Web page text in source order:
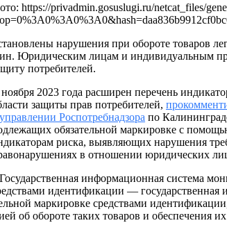
https://privadmin.gosuslugi.ru/netcat_files/
нарушения при обороте товаров
Юридическим лицам и индивидуальным
потребителей.
2023 года расширен перечень
защиты прав потребителей,
Роспотребнадзора по
обязательной маркировке с
риска, выявляющих нарушения
в отношении юридических
информационная система
идентификации — государственная
маркировке средствами
об обороте таких товаров и обеспечения